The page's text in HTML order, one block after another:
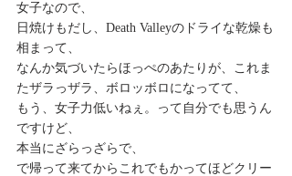
女子なので、
日焼けもだし、Death Valleyのドライな乾燥も
相まって、
なんか気づいたらほっぺのあたりが、これま
たザラっザラ、ボロッボロになってて、
もう、女子力低いねぇ。って自分でも思うん
ですけど、
本当にざらっざらで、
で帰って来てからこれでもかってほどクリー